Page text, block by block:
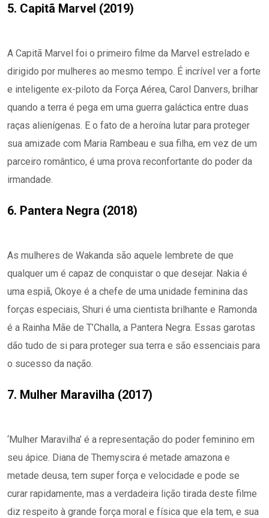
5. Capitã Marvel (2019)
A Capitã Marvel foi o primeiro filme da Marvel estrelado e
dirigido por mulheres ao mesmo tempo. É incrível ver a forte
e inteligente ex-piloto da Força Aérea, Carol Danvers, brilhar
quando a terra é pega em uma guerra galáctica entre duas
raças alienígenas. E o fato de a heroína lutar para proteger
sua amizade com Maria Rambeau e sua filha, em vez de um
parceiro romântico, é uma prova reconfortante do poder da
irmandade.
6. Pantera Negra (2018)
As mulheres de Wakanda são aquele lembrete de que
qualquer um é capaz de conquistar o que desejar. Nakia é
uma espiã, Okoye é a chefe de uma unidade feminina das
forças especiais, Shuri é uma cientista brilhante e Ramonda
é a Rainha Mãe de T’Challa, a Pantera Negra. Essas garotas
dão tudo de si para proteger sua terra e são essenciais para
o sucesso da nação.
7. Mulher Maravilha (2017)
‘Mulher Maravilha’ é a representação do poder feminino em
seu ápice. Diana de Themyscira é metade amazona e
metade deusa, tem super força e velocidade e pode se
curar rapidamente, mas a verdadeira lição tirada deste filme
diz respeito à grande força moral e física que ela tem, e sua